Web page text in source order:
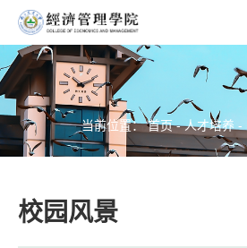
当前位置：首页-人才培养 -
校园风景